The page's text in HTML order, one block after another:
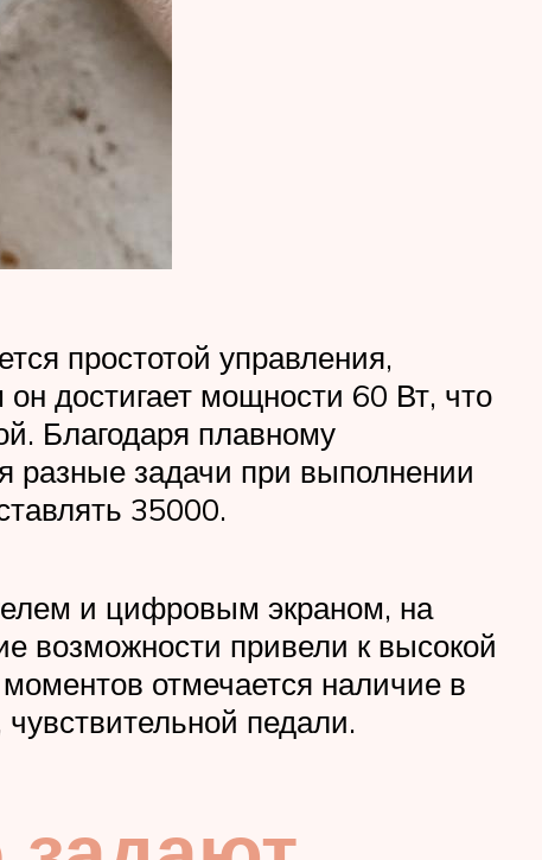
простотой управления,
достигает мощности 60 Вт, что
Благодаря плавному
задачи при выполнении
35000.
и цифровым экраном, на
возможности привели к высокой
отмечается наличие в
педали.